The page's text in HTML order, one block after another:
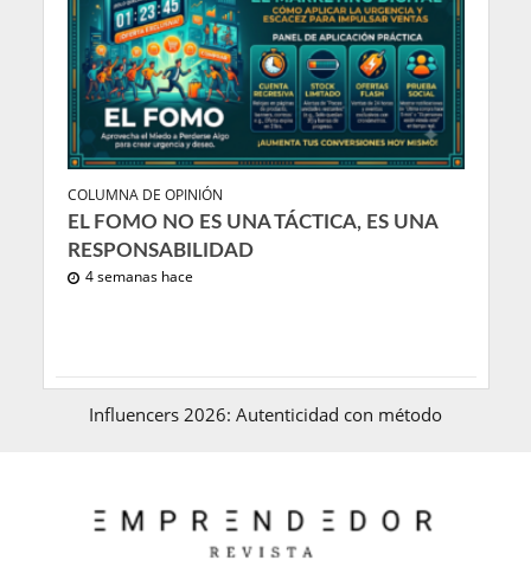
COLUMNA DE OPINIÓN
EL FOMO NO ES UNA TÁCTICA, ES UNA
RESPONSABILIDAD
4 semanas hace
Influencers 2026: Autenticidad con método